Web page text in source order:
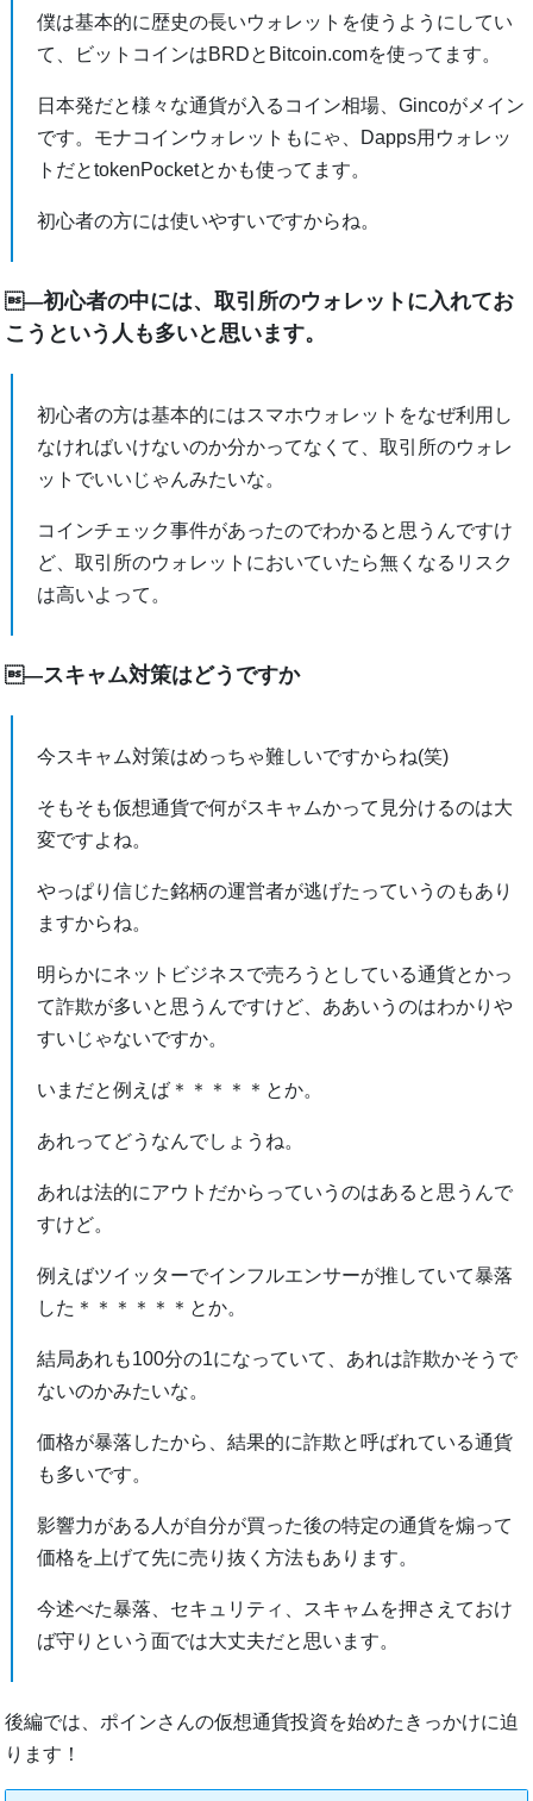
僕は基本的に歴史の長いウォレットを使うようにしてい
て、ビットコインはBRDとBitcoin.comを使ってます。
日本発だと様々な通貨が入るコイン相場、Gincoがメイン
です。モナコインウォレットもにゃ、Dapps用ウォレッ
トだとtokenPocketとかも使ってます。
初心者の方には使いやすいですからね。
―初心者の中には、取引所のウォレットに入れてお
こうという人も多いと思います。
初心者の方は基本的にはスマホウォレットをなぜ利用し
なければいけないのか分かってなくて、取引所のウォレ
ットでいいじゃんみたいな。
コインチェック事件があったのでわかると思うんですけ
ど、取引所のウォレットにおいていたら無くなるリスク
は高いよって。
―スキャム対策はどうですか
今スキャム対策はめっちゃ難しいですからね(笑)
そもそも仮想通貨で何がスキャムかって見分けるのは大
変ですよね。
やっぱり信じた銘柄の運営者が逃げたっていうのもあり
ますからね。
明らかにネットビジネスで売ろうとしている通貨とかっ
て詐欺が多いと思うんですけど、ああいうのはわかりや
すいじゃないですか。
いまだと例えば＊＊＊＊＊とか。
あれってどうなんでしょうね。
あれは法的にアウトだからっていうのはあると思うんで
すけど。
例えばツイッターでインフルエンサーが推していて暴落
した＊＊＊＊＊＊とか。
結局あれも100分の1になっていて、あれは詐欺かそうで
ないのかみたいな。
価格が暴落したから、結果的に詐欺と呼ばれている通貨
も多いです。
影響力がある人が自分が買った後の特定の通貨を煽って
価格を上げて先に売り抜く方法もあります。
今述べた暴落、セキュリティ、スキャムを押さえておけ
ば守りという面では大丈夫だと思います。
後編では、ポインさんの仮想通貨投資を始めたきっかけに迫
ります！